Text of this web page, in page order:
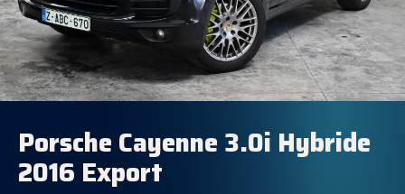
Porsche Cayenne 3.0i Hybride
2016 Export